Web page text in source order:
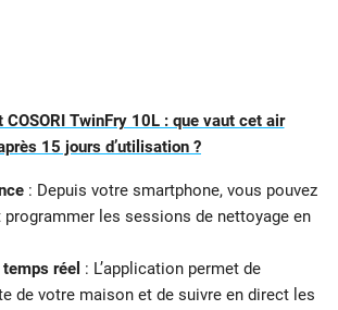
COSORI TwinFry 10L : que vaut cet air
15 jours d’utilisation ?
: Depuis votre smartphone, vous pouvez
programmer les sessions de nettoyage en
réel : L’application permet de
de votre maison et de suivre en direct les